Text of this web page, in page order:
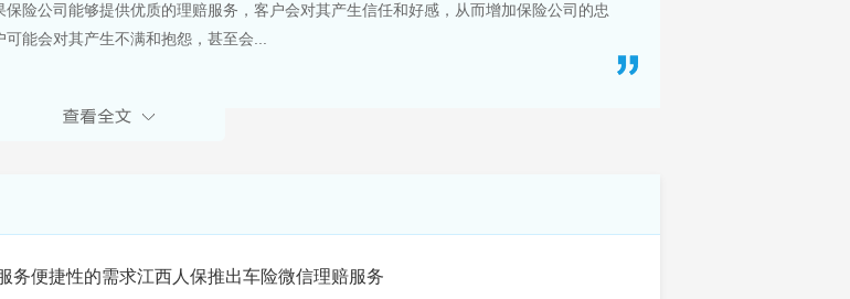
险公司能够提供优质的理赔服务，客户会对其产生信任和好感，从而增加保险公司的忠
能会对其产生不满和抱怨，甚至会...
务便捷性的需求江西人保推出车险微信理赔服务